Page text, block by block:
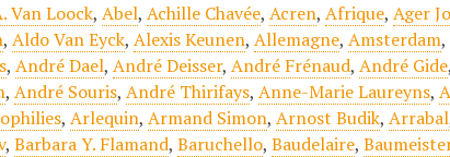
Van Loock,Abel,Achille Chavée,Acren,Afrique,Ager
,Aldo Van Eyck,Alexis Keunen,Allemagne,Amsterdam,
,André Dael,André Deisser,André Frénaud,André Gide
,André Souris,André Thirifays,Anne-Marie Laureyns,
,Arlequin,Armand Simon,Arnost Budik,Arrabal
,Barbara Y. Flamand,Baruchello,Baudelaire,